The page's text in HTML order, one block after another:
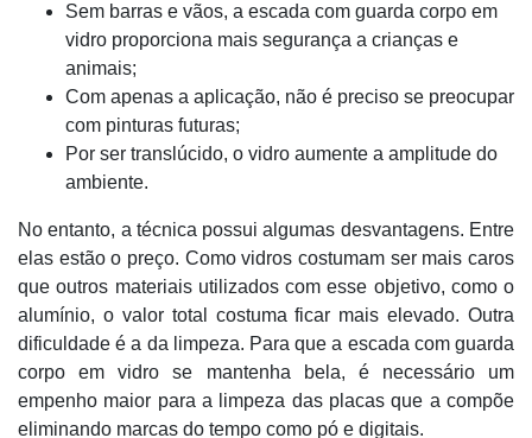
Sem barras e vãos, a escada com guarda corpo em
vidro proporciona mais segurança a crianças e
animais;
Com apenas a aplicação, não é preciso se preocupar
com pinturas futuras;
Por ser translúcido, o vidro aumente a amplitude do
ambiente.
No entanto, a técnica possui algumas desvantagens. Entre
elas estão o preço. Como vidros costumam ser mais caros
que outros materiais utilizados com esse objetivo, como o
alumínio, o valor total costuma ficar mais elevado. Outra
dificuldade é a da limpeza. Para que a escada com guarda
corpo em vidro se mantenha bela, é necessário um
empenho maior para a limpeza das placas que a compõe
eliminando marcas do tempo como pó e digitais.